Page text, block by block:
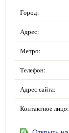
Город:
Адрес:
Метро:
Телефон:
Адрес сайта:
Контактное лицо: